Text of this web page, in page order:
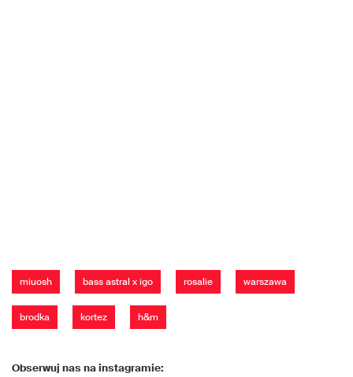
miuosh bass astral x igo rosalie warszawa
brodka kortez h&m
Obserwuj nas na instagramie: